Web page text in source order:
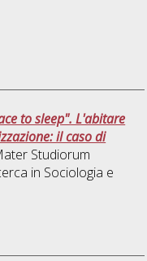
to sleep". L'abitare
il caso di
Studiorum
in Sociologia e